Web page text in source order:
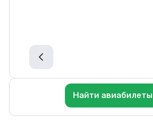
Найти авиабилеты